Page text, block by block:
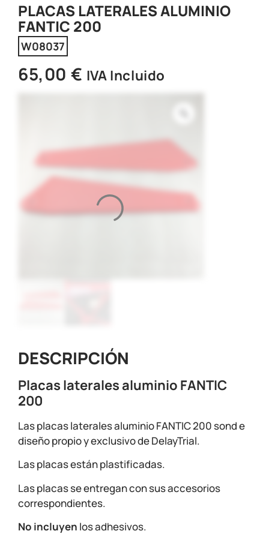
PLACAS LATERALES ALUMINIO
FANTIC 200
W08037
65,00 € IVA Incluido
DESCRIPCIÓN
Placas laterales aluminio FANTIC
200
Las placas laterales aluminio FANTIC 200 sond e
diseño propio y exclusivo de DelayTrial.
Las placas están plastificadas.
Las placas se entregan con sus accesorios
correspondientes.
No incluyen los adhesivos.